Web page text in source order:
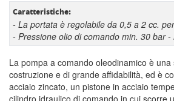
Caratteristiche:
- La portata è regolabile da 0,5 a 2 cc.
- Pressione olio di comando min. 30 bar
La pompa a comando oleodinamico è
costruzione e di grande affidabilità, ed è
acciaio zincato, un pistone in acciaio
cilindro idraulico di comando in cui scorre